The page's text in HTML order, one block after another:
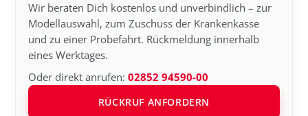
Wir beraten Dich kostenlos und unverbindlich – zur
Modellauswahl, zum Zuschuss der Krankenkasse
und zu einer Probefahrt. Rückmeldung innerhalb
eines Werktages.
Oder direkt anrufen:02852 94590-00
RÜCKRUF ANFORDERN